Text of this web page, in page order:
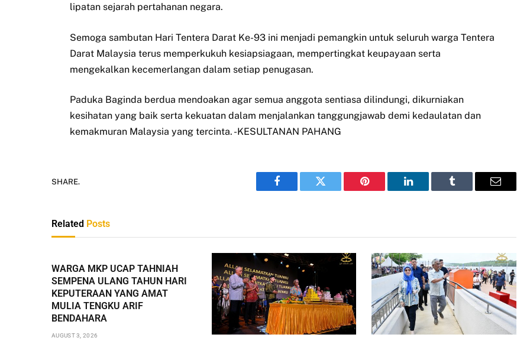
lipatan sejarah pertahanan negara.
Semoga sambutan Hari Tentera Darat Ke-93 ini menjadi pemangkin untuk seluruh warga Tentera
Darat Malaysia terus memperkukuh kesiapsiagaan, mempertingkat keupayaan serta
mengekalkan kecemerlangan dalam setiap penugasan.
Paduka Baginda berdua mendoakan agar semua anggota sentiasa dilindungi, dikurniakan
kesihatan yang baik serta kekuatan dalam menjalankan tanggungjawab demi kedaulatan dan
kemakmuran Malaysia yang tercinta. -KESULTANAN PAHANG
SHARE.
Facebook Twitter Pinterest LinkedIn Tumblr Email
Related Posts
WARGA MKP UCAP TAHNIAH
SEMPENA ULANG TAHUN HARI
KEPUTERAAN YANG AMAT
MULIA TENGKU ARIF
BENDAHARA
AUGUST 3, 2026